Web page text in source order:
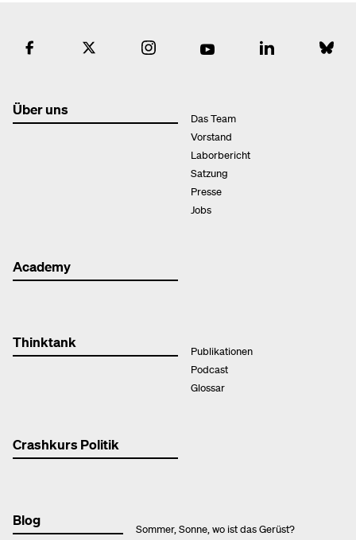
Über uns
Das Team
Vorstand
Laborbericht
Satzung
Presse
Jobs
Academy
Thinktank
Publikationen
Podcast
Glossar
Crashkurs Politik
Blog
Sommer, Sonne, wo ist das Gerüst?